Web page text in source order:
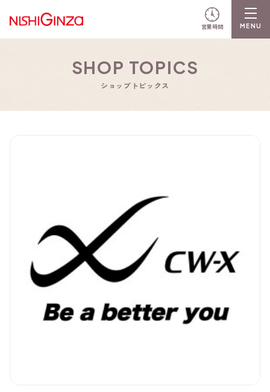
営業時間
SHOP TOPICS
ショップトピックス